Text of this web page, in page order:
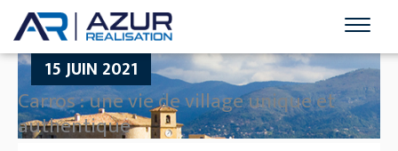
15 JUIN 2021
Carros : une vie de village unique et
authentique